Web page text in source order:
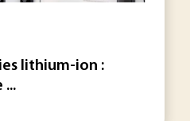
lithium-ion :
...